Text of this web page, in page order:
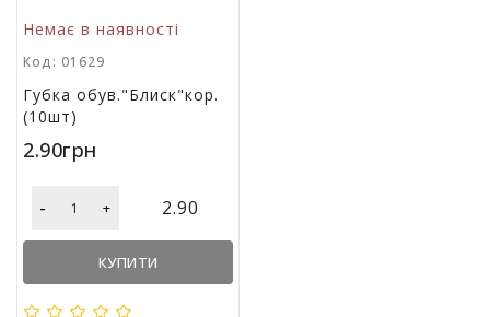
Немає в наявності
Код: 01629
Губка обув."Блиск"кор.
(10шт)
2.90грн
- + 2.90
КУПИТИ